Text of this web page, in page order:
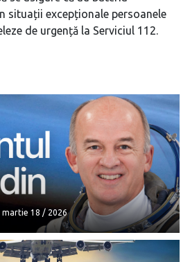
situații excepționale persoanele
de urgență la Serviciul 112.
martie 18 / 2026